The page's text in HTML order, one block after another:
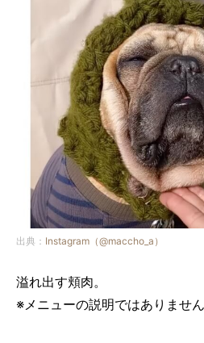
出典： Instagram（@maccho_a）
溢れ出す頬肉。
※メニューの説明ではありません